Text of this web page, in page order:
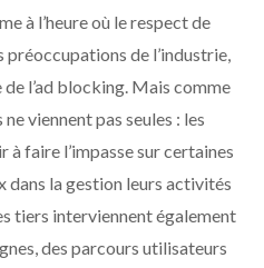
à l’heure où le respect de
de l’industrie,
l’ad blocking. Mais comme
viennent pas seules : les
faire l’impasse sur certaines
la gestion leurs activités
tiers interviennent également
des parcours utilisateurs